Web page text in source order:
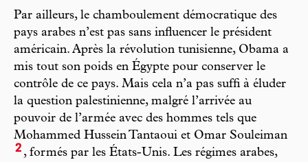
Par ailleurs, le chamboulement démocratique des
pays arabes n’est pas sans influencer le président
américain. Après la révolution tunisienne, Obama a
mis tout son poids en Égypte pour conserver le
contrôle de ce pays. Mais cela n’a pas suffi à éluder
la question palestinienne, malgré l’arrivée au
pouvoir de l’armée avec des hommes tels que
Mohammed Hussein Tantaoui et Omar Souleiman
2 , formés par les États-Unis. Les régimes arabes,